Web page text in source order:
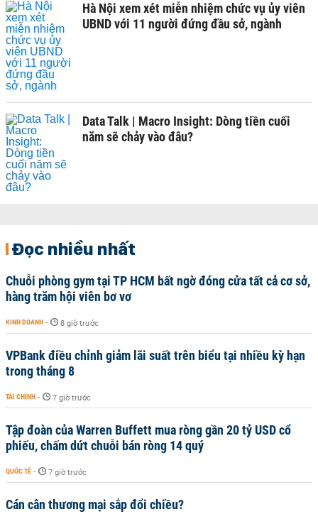
Hà Nội xem xét miễn nhiệm chức vụ ủy viên
UBND với 11 người đứng đầu sở, ngành
Data Talk | Macro Insight: Dòng tiền cuối
năm sẽ chảy vào đâu?
Đọc nhiều nhất
Chuỗi phòng gym tại TP HCM bất ngờ đóng cửa tất cả cơ sở,
hàng trăm hội viên bơ vơ
KINH DOANH - 8 giờ trước
VPBank điều chỉnh giảm lãi suất trên biểu tại nhiều kỳ hạn
trong tháng 8
TÀI CHÍNH - 7 giờ trước
Tập đoàn của Warren Buffett mua ròng gần 20 tỷ USD cổ
phiếu, chấm dứt chuỗi bán ròng 14 quý
QUỐC TẾ - 7 giờ trước
Cán cân thương mại sắp đổi chiều?